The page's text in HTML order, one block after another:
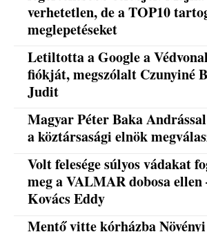
verhetetlen, de a TOP10
meglepetéseket
Letiltotta a Google a
fiókját, megszólalt Czunyiné
Judit
Magyar Péter Baka
a köztársasági elnök
Volt felesége súlyos vádakat
meg a VALMAR dobosa
Kovács Eddy
Mentő vitte kórházba